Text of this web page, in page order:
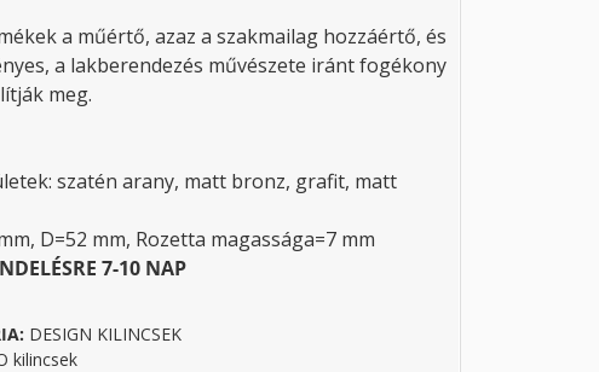
a műértő, azaz a szakmailag hozzáértő, és
a lakberendezés művészete iránt fogékony
meg.
szatén arany, matt bronz, grafit, matt
D=52 mm, Rozetta magassága=7 mm
7-10 NAP
DESIGN KILINCSEK
kilincsek